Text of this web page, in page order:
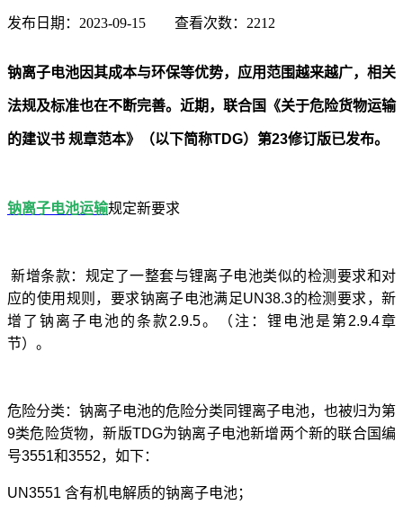
发布日期：2023-09-15 查看次数：2212
钠离子电池因其成本与环保等优势，应用范围越来越广，相关
法规及标准也在不断完善。近期，联合国《关于危险货物运输
的建议书 规章范本》（以下简称TDG）第23修订版已发布。
钠离子电池运输规定新要求
新增条款：规定了一整套与锂离子电池类似的检测要求和对
应的使用规则，要求钠离子电池满足UN38.3的检测要求，新
增了钠离子电池的条款2.9.5。（注：锂电池是第2.9.4章
节）。
危险分类：钠离子电池的危险分类同锂离子电池，也被归为第
9类危险货物，新版TDG为钠离子电池新增两个新的联合国编
号3551和3552，如下：
UN3551 含有机电解质的钠离子电池；